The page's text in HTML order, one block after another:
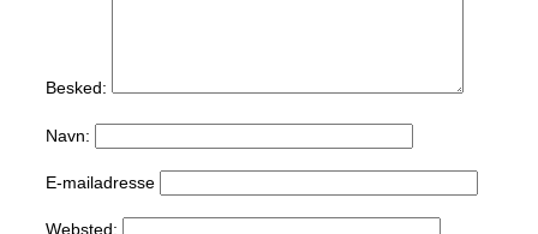
Besked:
Navn:
E-mailadresse
Websted: